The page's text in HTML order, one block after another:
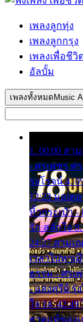
เพลงลูกทุ่ง
เพลงลูกกรุง
เพลงเพื่อชีวิ
อัลบั้ม
เพลงทั้งหมด Music All
1. 00:00 สา
- ศรเพชร ศ
รุ่งโรจน์ 4.
12:23 มอเต
หิ้วกระเป๋า -
รัก สลักใจ
24:27 สามเ
เวลาไปหาเ
ธรรม - ศรเ
- แสงสุรีย์ รุ่
ใจ 14.
ธาตุแท้ของเ